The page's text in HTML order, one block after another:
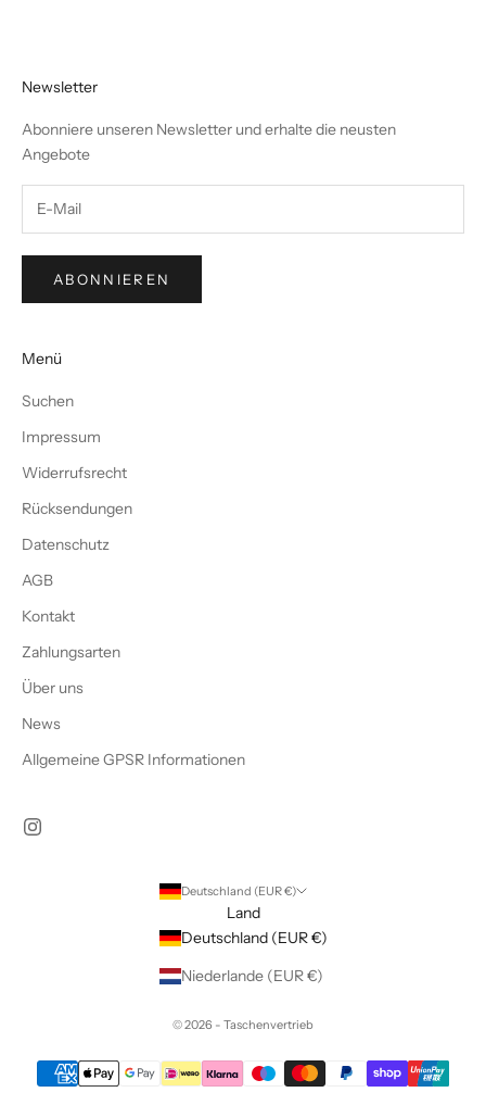
Newsletter
Abonniere unseren Newsletter und erhalte die neusten
Angebote
ABONNIEREN
Menü
Suchen
Impressum
Widerrufsrecht
Rücksendungen
Datenschutz
AGB
Kontakt
Zahlungsarten
Über uns
News
Allgemeine GPSR Informationen
Deutschland (EUR €)
Land
Deutschland (EUR €)
Niederlande (EUR €)
© 2026 - Taschenvertrieb